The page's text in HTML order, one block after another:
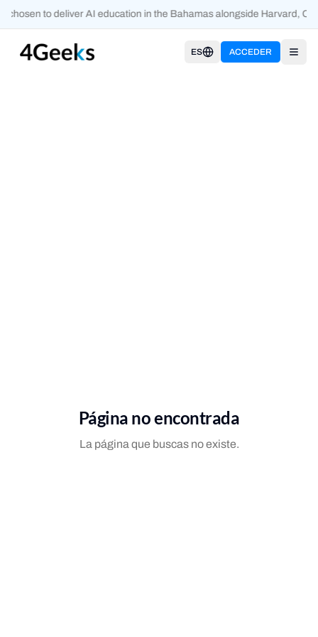
chosen to deliver AI education in the Bahamas alongside Harvard,
ES ACCEDER
Página no encontrada
La página que buscas no existe.